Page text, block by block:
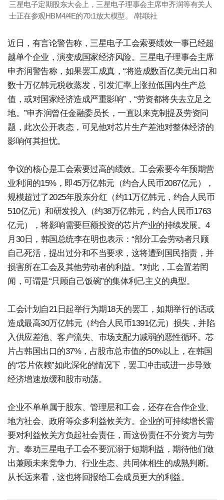
三星电子定期股东大会上，三星电子理事会主席申齐润等有关人
士正在参观HBM4/4E的70:1放大模型。 /韩联社
近日，有言论警告称，三星电子工会索要绩效一事已经超
越单个企业，演变成国家经济风险。三星电子理事会主席
申齐润警告称，如果罢工成真，“将造成数百亿美元出口和
数十万亿韩元税收蒸发，引发汇率上涨拉低国内生产总
值，或对国家经济造成严重影响”，“劳资都将失去立足之
地。”申齐润曾任金融委员长，一直以来克制提及劳资问
题，此次公开表态，可见他对芯片生产差池对整体经济的
影响何其担忧。
争议的核心是工会索要过高的绩效。工会索要今年预期营
业利润的15%，即45万亿韩元（约合人民币2087亿元），
规模超过了2025年股东分红（约11万亿韩元，约合人民币
510亿元）和研发投入（约38万亿韩元，约合人民币1763
亿元），将影响需要巨额投资的芯片产业的持续发展。4
月30日，韩国总统李在明也表示：“部分工会劳动者只顾
自己死活，提出过分和不当要求，这将遭到国民指责，并
损害所在工会及其他劳动者的利益。”对此，工会置若罔
闻，可谓是“只顾自己饭碗”的集体利己主义的典型。
工会计划自21日起举行为期18天的罢工，如期举行的话或
造成最高30万亿韩元（约合人民币1391亿元）损失，并陷
入供应差池、客户流失、市场支配力减弱的恶性循环。芯
片占韩国出口的37%，占股市总市值的50%以上，在韩国
的“芯片依赖”如此深化的情况下，罢工冲击或进一步导致
经济增速放缓和股市动荡。
企业不单单属于股东、管理层和工会，还存在合作企业、
地方社会、政府等众多利益攸关方。企业的可持续增长需
要对利益攸关方负起社会责任，而这份责任不分资方与劳
方。奉劝三星电子工会不要沉溺于短期利益，期待他们做
出兼顾未来竞争力、行业生态、共同体相生的成熟判断。
从长远来看，这也将回报给工会成员更大的利益。